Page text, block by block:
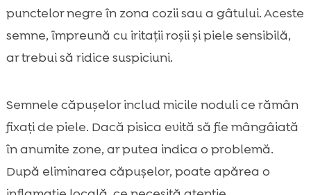
punctelor negre în zona cozii sau a gâtului. Aceste
semne, împreună cu iritații roșii și piele sensibilă,
ar trebui să ridice suspiciuni.
Semnele căpușelor includ micile noduli ce rămân
fixați de piele. Dacă pisica evită să fie mângâiată
în anumite zone, ar putea indica o problemă.
După eliminarea căpușelor, poate apărea o